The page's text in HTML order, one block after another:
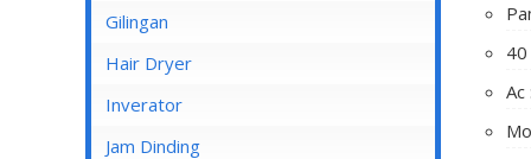
Ac
Gilingan
Hair Dryer
Inverator
Jam Dinding